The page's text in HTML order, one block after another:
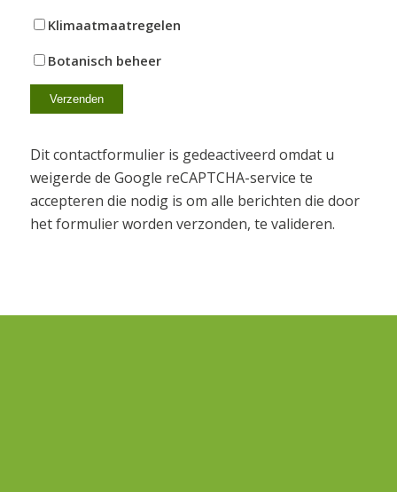
Klimaatmaatregelen
Botanisch beheer
Dit contactformulier is gedeactiveerd omdat u
weigerde de Google reCAPTCHA-service te
accepteren die nodig is om alle berichten die door
het formulier worden verzonden, te valideren.